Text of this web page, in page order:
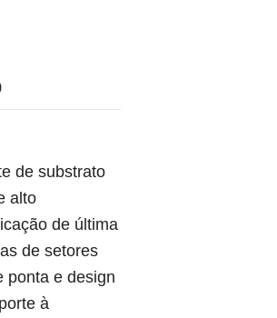
de substrato
alto
de última
de setores
ponta e design
à